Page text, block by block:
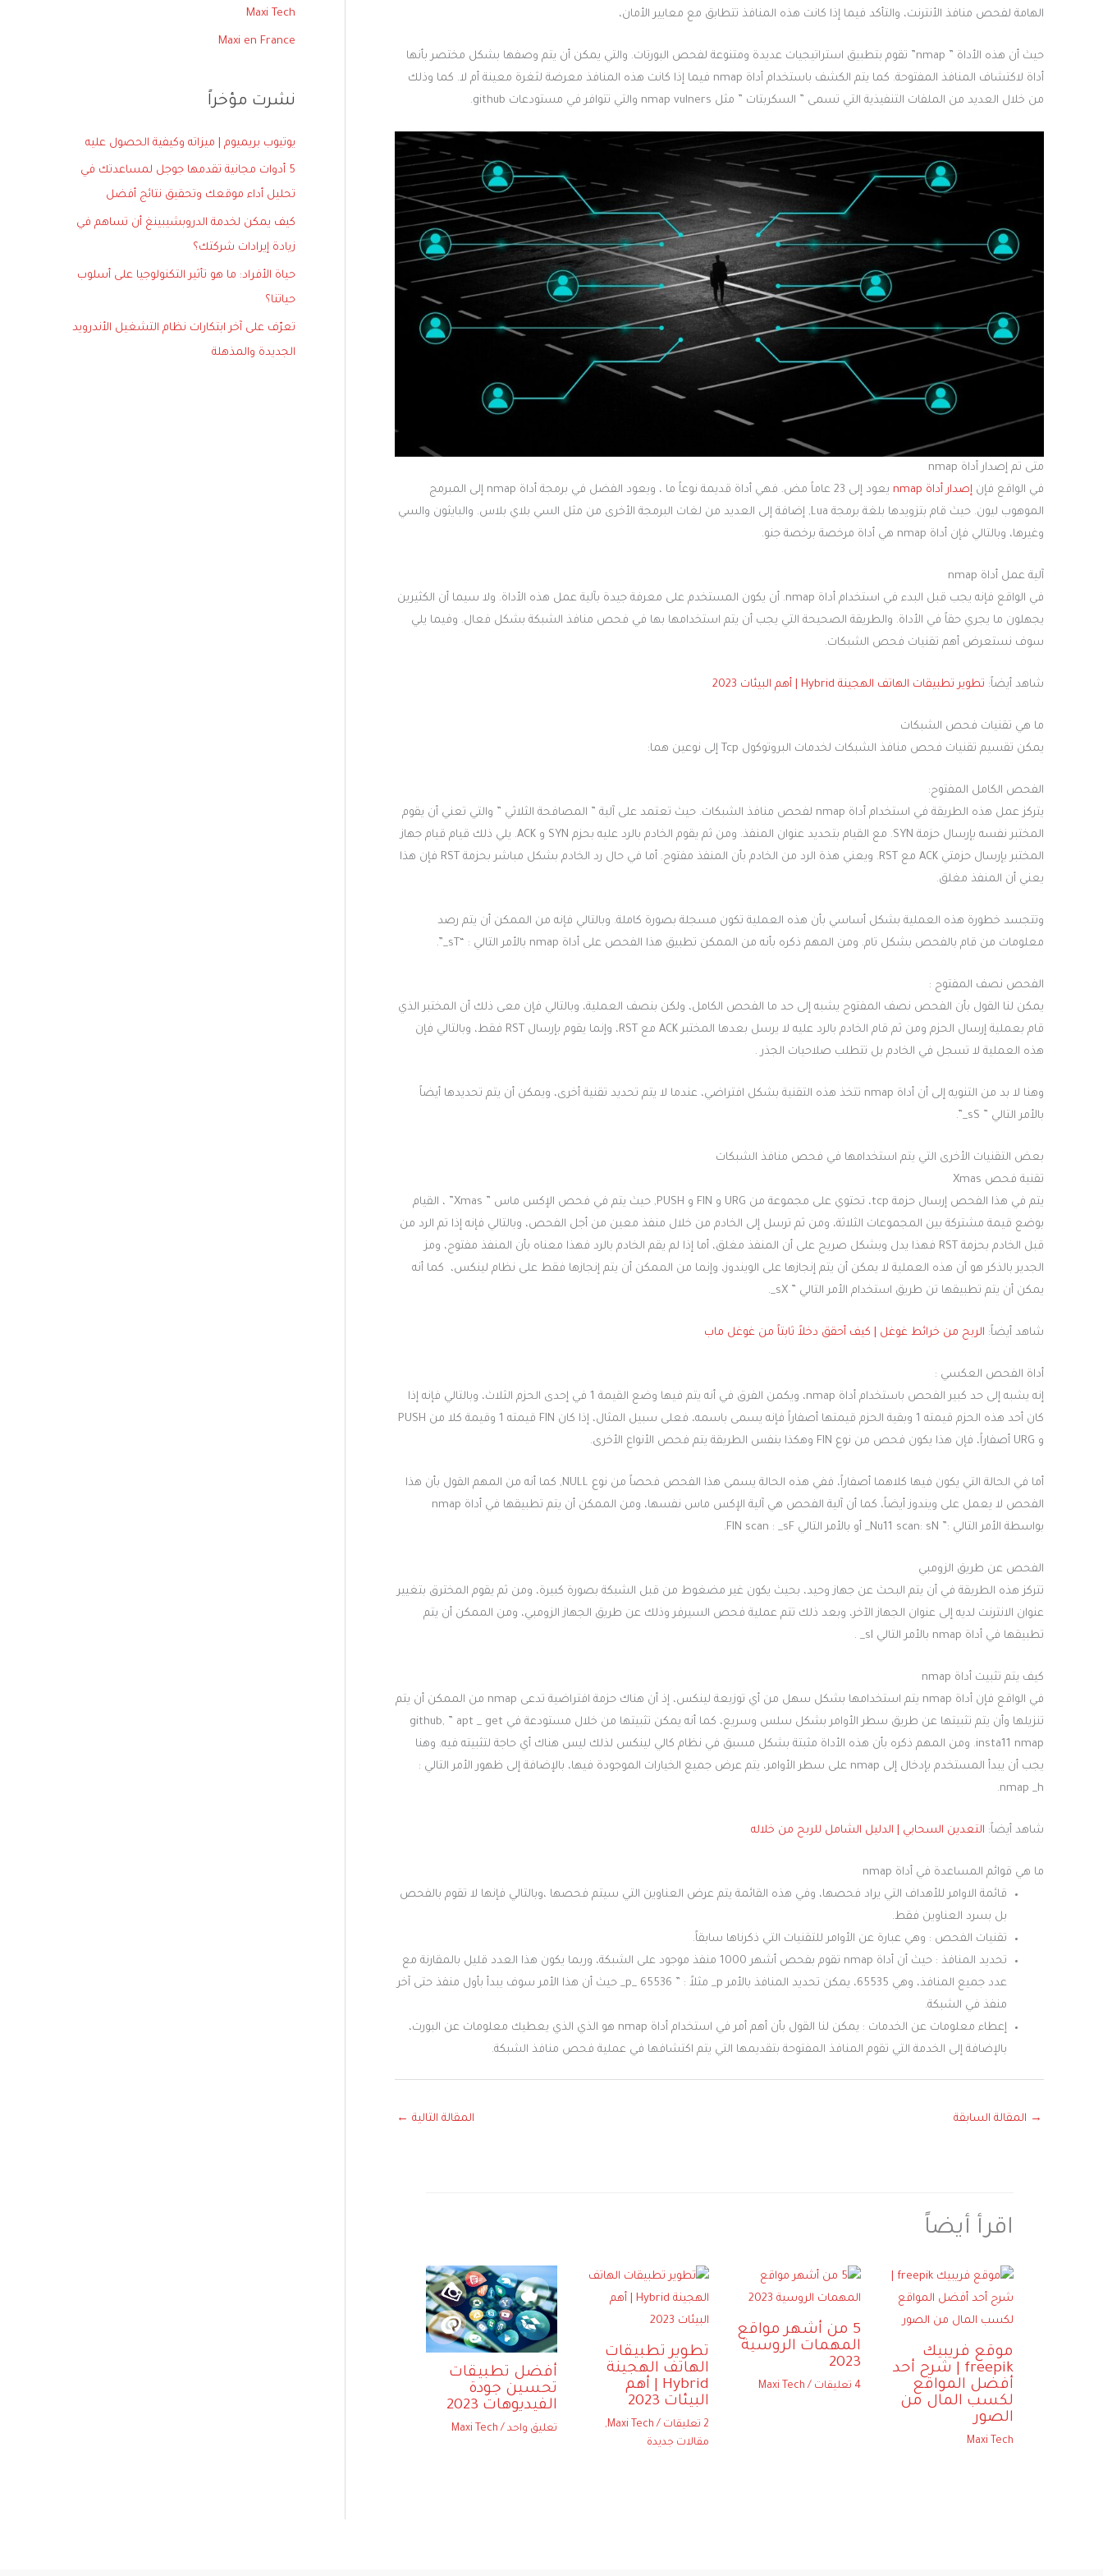
الهامة لفحص منافذ الأنترنت، والتأكد فيما إذا كانت هذه المنافذ تتطابق مع معايير الأمان،
حيث أن هذه الأداة ” nmap” تقوم بتطبيق استراتيجيات عديدة ومتنوعة لفحص البورتات. والتي يمكن أن يتم وصفها بشكل مختصر بأنها
أداة لاكتشاف المنافذ المفتوحة. كما يتم الكشف باستخدام أداة nmap فيما إذا كانت هذه المنافذ معرضة لثغرة معينة أم لا. كما وذلك
من خلال العديد من الملفات التنفيذية التي تسمى ” السكربتات ” مثل nmap vulners والتي تتوافر في مستودعات github.
متى تم إصدار أداة nmap
في الواقع فإن إصدار أداة nmap
يعود إلى 23 عاماً مض. فهي أداة قديمة نوعاً ما ، ويعود الفضل في برمجة أداة nmap إلى المبرمج
الموهوب ليون. حيث قام بتزويدها بلغة برمجة Lua, إضافة إلى العديد من لغات البرمجة الأخرى من مثل السي بلاي بلاس. والبايثون والسي
وغيرها، وبالتالي فإن أداة nmap هي أداة مرخصة برخصة جنو.
آلية عمل أداة nmap
في الواقع فإنه يجب قبل البدء في استخدام أداة nmap. أن يكون المستخدم على معرفة جيدة بآلية عمل هذه الأداة. ولا سيما أن الكثيرين
يجهلون ما يجري حقاً في الأداة. والطريقة الصحيحة التي يجب أن يتم استخدامها بها في فحص منافذ الشبكة بشكل فعال. وفيما يلي
سوف نستعرض أهم تقنيات فحص الشبكات.
شاهد أيضاً: تطوير تطبيقات الهاتف الهجينة Hybrid | أهم البيئات 2023
ما هي تقنيات فحص الشبكات
يمكن تقسيم تقنيات فحص منافذ الشبكات لخدمات البروتوكول Tcp إلى نوعين هما:
الفحص الكامل المفتوح:
يتركز عمل هذه الطريقة في استخدام أداة nmap لفحص منافذ الشبكات. حيث تعتمد على آلية ” المصافحة الثلاثي ” والتي تعني أن يقوم
المختبر نفسه بإرسال حزمة SYN. مع القيام بتحديد عنوان المنفذ. ومن ثم يقوم الخادم بالرد عليه بحزم SYN و ACK. يلي ذلك قيام قيام جهاز
المختبر بإرسال حزمتي ACK مع RST. ويعني هذة الرد من الخادم بأن المنفذ مفتوح. أما في حال رد الخادم بشكل مباشر بحزمة RST فإن هذا
يعني أن المنفذ مغلق.
وتتجسد خطورة هذه العملية بشكل أساسي بأن هذه العملية تكون مسجلة بصورة كاملة. وبالتالي فإنه من الممكن أن يتم رصد
معلومات من قام بالفحص بشكل تام. ومن المهم ذكره بأنه من الممكن تطبيق هذا الفحص على أداة nmap بالأمر التالي : “sT_”.
الفحص نصف المفتوح :
يمكن لنا القول بأن الفحص نصف المفتوح يشبه إلى حد ما الفحص الكامل، ولكن بنصف العملية، وبالتالي فإن معى ذلك أن المختبر الذي
قام بعملية إرسال الحزم ومن ثم قام الخادم بالرد عليه لا يرسل بعدها المختبر ACK مع RST، وإنما يقوم بإرسال RST فقط، وبالتالي فإن
هذه العملية لا تسجل في الخادم بل تتطلب صلاحيات الجذر .
وهنا لا بد من التنويه إلى أن أداة nmap تتخذ هذه التقنية بشكل افتراضي، عندما لا يتم تحديد تقنية أخرى، ويمكن أن يتم تحديدها أيضاً
بالأمر التالي ” sS_”.
بعض التقنيات الأخرى التي يتم استخدامها في فحص منافذ الشبكات
تقنية فحص Xmas
يتم في هذا الفحص إرسال حزمة tcp، تحتوي على مجموعة من URG و FIN و PUSH, حيث يتم في فحص الإكس ماس ” Xmas” ، القيام
بوضع قيمة مشتركة بين المجموعات الثلاثة، ومن ثم ترسل إلى الخادم من خلال منفذ معين من أجل الفحص، وبالتالي فإنه إذا تم الرد من
قبل الخادم بحزمة RST فهذا يدل وبشكل صريح على أن المنفذ مغلق، أما إذا لم يقم الخادم بالرد فهذا معناه بأن المنفذ مفتوح، ومز
الجدير بالذكر هو أن هذه العملية لا يمكن أن يتم إنجازها على الويندوز، وإنما من الممكن أن يتم إنجازها فقط على نظام لينكس، كما أنه
يمكن أن يتم تطبيقها تن طريق استخدام الأمر التالي ” sX_.
شاهد أيضاً: الربح من خرائط غوغل | كيف أحقق دخلاً ثابتاً من غوغل ماب
أداة الفحص العكسي :
إنه يشبه إلى حد كبير الفحص باستخدام أداة nmap، ويكمن الفرق في أنه يتم فيها وضع القيمة 1 في إحدى الحزم الثلاث، وبالتالي فإنه إذا
كان أحد هذه الحزم قيمته 1 وبقية الحزم قيمتها أصفاراً فإنه يسمى باسمه، فعلى سبيل المثال، إذا كان FIN قيمته 1 وقيمة كلا من PUSH
و URG أصفاراً، فإن هذا يكون فحص من نوع FIN وهكذا بنفس الطريقة يتم فحص الأنواع الأخرى.
أما في الحالة التي يكون فيها كلاهما أصفاراً، ففي هذه الحالة يسمى هذا الفحص فحصاً من نوع NULL, كما أنه من المهم القول بأن هذا
الفحص لا يعمل على ويندوز أيضاً، كما أن آلية الفحص هي آلية الإكس ماس نفسها، ومن الممكن أن يتم تطبيقها في أداة nmap
بواسطة الأمر التالي :” Nu11 scan: sN_ أو بالأمر التالي FIN scan : _sF.
الفحص عن طريق الزومبي
تتركز هذه الطريقة في أن يتم البحث عن جهاز وحيد، بحيث يكون غير مضغوط من قبل الشبكة بصورة كبيرة، ومن ثم يقوم المخترق بتغيير
عنوان الانترنت لديه إلى عنوان الجهاز الآخر، وبعد ذلك تتم عملية فحص السيرفر وذلك عن طريق الجهاز الزومبي، ومن الممكن أن يتم
تطبيقها في أداة nmap بالأمر التالي sI_ .
كيف يتم تثبيت أداة nmap
في الواقع فإن أداة nmap يتم استخدامها بشكل سهل من أي توزيعة لينكس، إذ أن هناك حزمة افتراضية تدعى nmap من الممكن أن يتم
تنزيلها وأن يتم تثبيتها عن طريق سطر الأوامر بشكل سلس وسريع، كما أنه يمكن تثبيتها من خلال مستودعة في github, ” apt _ get
insta11 nmap. ومن المهم ذكره بأن هذه الأداة مثبتة بشكل مسبق في نظام كالي لينكس لذلك ليس هناك أي حاجة لتثبيته فيه. وهنا
يجب أن يبدأ المستخدم بإدخال إلى nmap على سطر الأوامر، يتم عرض جميع الخيارات الموجودة فيها، بالإضافة إلى ظهور الأمر التالي :
nmap _h.
شاهد أيضاً: التعدين السحابي | الدليل الشامل للربح من خلاله
ما هي قوائم المساعدة في أداة nmap
قائمة الاوامر للأهداف التي يراد فحصها، وفي هذه القائمة يتم عرض العناوين التي سيتم فحصها ،وبالتالي فإنها لا تقوم بالفحص
بل بسرد العناوين فقط.
تقنيات الفحص : وهي عبارة عن الأوامر للتقنيات التي ذكرناها سابقاً.
تحديد المنافذ : حيث أن أداة nmap تقوم بفحص أشهر 1000 منفذ موجود على الشبكة، وربما يكون هذا العدد قليل بالمقارنة مع
عدد جميع المنافذ، وهي 65535، يمكن تحديد المنافذ بالأمر p_ مثلاً : ” p_ 65536_ حيث أن هذا الأمر سوف يبدأ بأول منفذ حتى آخر
منفذ في الشبكة.
إعطاء معلومات عن الخدمات : يمكن لنا القول بأن أهم أمر في استخدام أداة nmap هو الذي الذي يعطيك معلومات عن البورت،
بالإضافة إلى الخدمة التي تقوم المنافذ المفتوحة بتقديمها التي يتم اكتشافها في عملية فحص منافذ الشبكة.
→ المقالة السابقة المقالة التالية ←
اقرأ أيضاً
موقع فريبيك
freepik | شرح أحد
أفضل المواقع
لكسب المال من
الصور
Maxi Tech
5 من أشهر مواقع
المهمات الروسية
2023
4 تعليقات /
Maxi Tech
تطوير تطبيقات
الهاتف الهجينة
Hybrid | أهم
البيئات 2023
2 تعليقات /
Maxi Tech
,
مقالات جديدة
أفضل تطبيقات
تحسين جودة
الفيديوهات 2023
تعليق واحد /
Maxi Tech
ع
Maxi Tech
Maxi en France
نشرت مؤخراً
يوتيوب بريميوم | ميزاته وكيفية الحصول عليه
5 أدوات مجانية تقدمها جوجل لمساعدتك في
تحليل أداء موقعك وتحقيق نتائج أفضل
كيف يمكن لخدمة الدروبشيبينغ أن تساهم في
زيادة إيرادات شركتك؟
حياة الأفراد: ما هو تأثير التكنولوجيا على أسلوب
حياتنا؟
تعرّف على آخر ابتكارات نظام التشغيل الأندرويد
الجديدة والمذهلة